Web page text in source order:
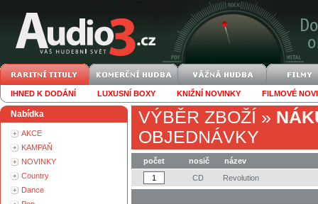
IHNED K DODÁNÍ LUXUSNÍ BOXY KNIŽNÍ NOVINKY FILMOVÉ
Nabídka
AKCE
KAMPAŇ
NOVINKY
Country
Dance
VÝBĚR ZBOŽÍ »
OBJEDNÁVKY
počet nosič
název
CD
Revolution